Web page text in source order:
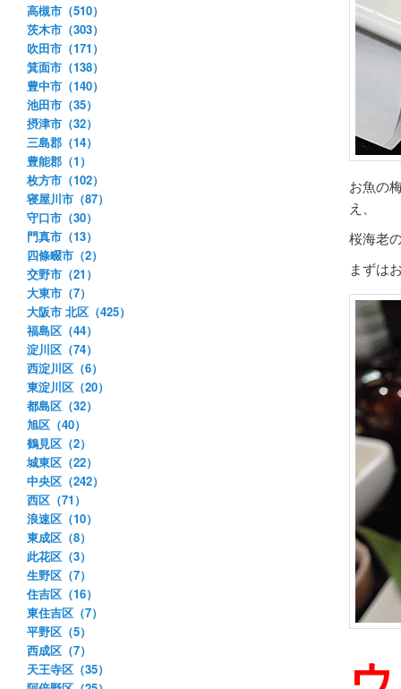
お魚の
え、
桜海老
まずは
高槻市（510）
茨木市（303）
吹田市（171）
箕面市（138）
豊中市（140）
池田市（35）
摂津市（32）
三島郡（14）
豊能郡（1）
枚方市（102）
寝屋川市（87）
守口市（30）
門真市（13）
四條畷市（2）
交野市（21）
大東市（7）
大阪市 北区（425）
福島区（44）
淀川区（74）
西淀川区（6）
東淀川区（20）
都島区（32）
旭区（40）
鶴見区（2）
城東区（22）
中央区（242）
西区（71）
浪速区（10）
東成区（8）
此花区（3）
生野区（7）
住吉区（16）
東住吉区（7）
平野区（5）
西成区（7）
天王寺区（35）